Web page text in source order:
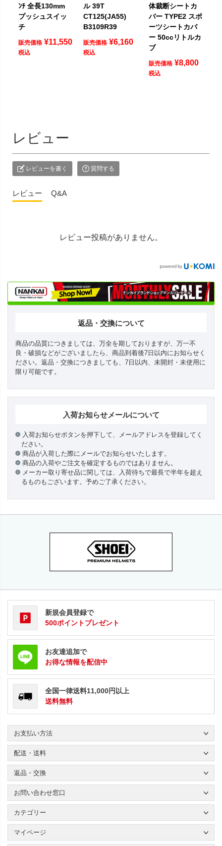
ﾝﾁ 全長130mm
プッシュスイッ
チ
販売価格 ¥11,550
税込
ル 39T
CT125(JA55)
B3109R39
販売価格 ¥6,160
税込
体裁断シートカ
バー TYPE2 スポ
ーツシートカバ
ー 50ccリトルカ
ブ
販売価格 ¥8,800
税込
レビュー
レビューを書く 質問する
レビュー Q&A
レビュー投稿がありません。
返品・交換について
商品の品質につきましては、万全を期しておりますが、万一不
良・破損などがございましたら、商品到着後7日以内にお知らせく
ださい。返品・交換につきましても、7日以内、未開封・未使用に
限り可能です。
入荷お知らせメールについて
入荷お知らせボタンを押下して、メールアドレスを登録してく
ださい。
商品が入荷した際にメールでお知らせいたします。
商品の入荷やご注文を確定するものではありません。
メーカー取り寄せ品に関しては、入荷待ちで最長で半年を超え
るものもございます。予めご了承ください。
新規会員登録で
500ポイントプレゼント
お友達追加で
お得な情報を配信中
全国一律送料11,000円以上
送料無料
お支払い方法
配送・送料
返品・交換
お問い合わせ窓口
カテゴリー
マイページ